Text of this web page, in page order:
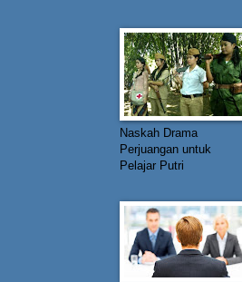
Naskah Drama
Perjuangan untuk
Pelajar Putri